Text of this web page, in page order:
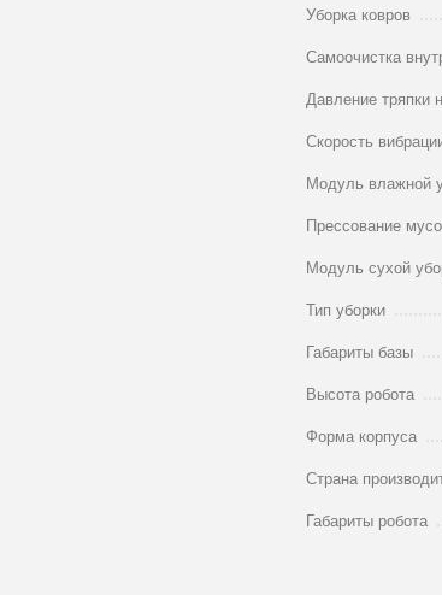
Уборка ковров
Самоочистка
Давление тряпки
Скорость
Модуль влажной
Прессование
Модуль сухой
Тип уборки
Габариты базы
Высота робота
Форма корпуса
Страна
Габариты робота